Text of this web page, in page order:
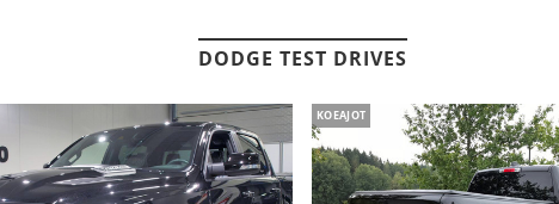
DODGE TEST DRIVES
KOEAJOT